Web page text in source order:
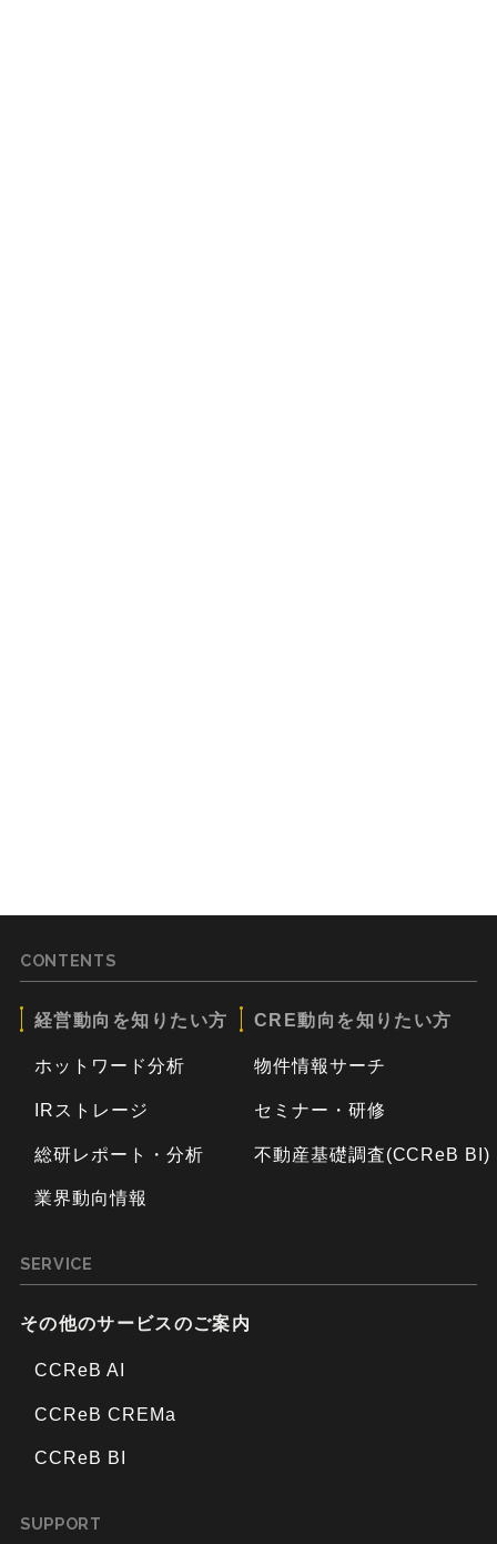
CONTENTS
経営動向を知りたい方
ホットワード分析
IRストレージ
総研レポート・分析
業界動向情報
CRE動向を知りたい方
物件情報サーチ
セミナー・研修
不動産基礎調査(CCReB BI)
SERVICE
その他のサービスのご案内
CCReB AI
CCReB CREMa
CCReB BI
SUPPORT